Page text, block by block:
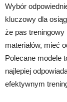
Wybór
kluczowy dla
że pas
materiałów, mieć
Polecane modele
najlepiej
efektywnym